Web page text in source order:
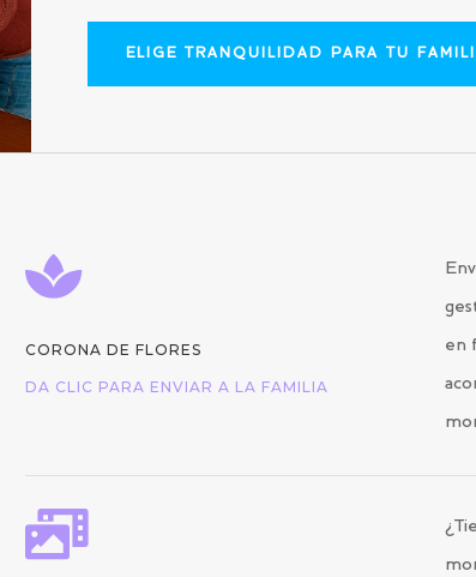
ELIGE TRANQUILIDAD PARA TU

CORONA DE FLORES
DA CLIC PARA ENVIAR A LA FAMILIA
en
